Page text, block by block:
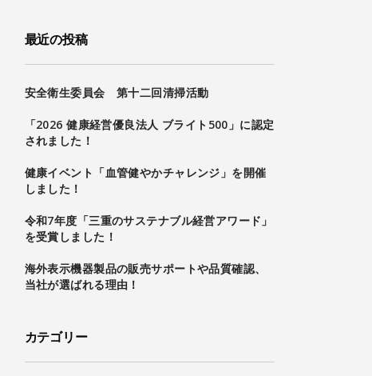
最近の投稿
安全衛生委員会 第十二回清掃活動
「2026 健康経営優良法人 ブライト500」に認定
されました！
健康イベント「血管健やかチャレンジ」を開催
しました！
令和7年度「三重のサステナブル経営アワード」
を受賞しました！
海外表示機器製品の販売サポートや品質確認、
当社が選ばれる理由！
カテゴリー